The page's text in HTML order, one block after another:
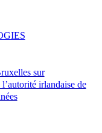
sur
irlandaise de